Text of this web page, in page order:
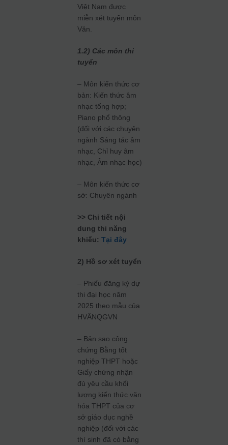
Việt Nam được
miễn xét tuyển môn
Văn.
1.2) Các môn thi
tuyển
– Môn kiến thức cơ
bản: Kiến thức âm
nhạc tổng hợp;
Piano phổ thông
(đối với các chuyên
ngành Sáng tác âm
nhạc, Chỉ huy âm
nhạc, Âm nhạc học)
– Môn kiến thức cơ
sở: Chuyên ngành
>> Chi tiết nội
dung thi năng
khiếu:Tại đây
2) Hồ sơ xét tuyển
– Phiếu đăng ký dự
thi đại học năm
2025 theo mẫu của
HVÂNQGVN
– Bản sao công
chứng Bằng tốt
nghiệp THPT hoặc
Giấy chứng nhận
đủ yêu cầu khối
lượng kiến thức văn
hóa THPT của cơ
sở giáo dục nghề
nghiệp (đối với các
thí sinh đã có bằng